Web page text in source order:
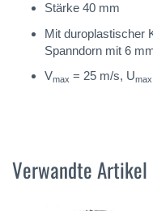
Stärke 40 mm
Mit duroplastischer
Spanndorn mit 6
Vmax = 25 m/s, Umax
Verwandte Artikel